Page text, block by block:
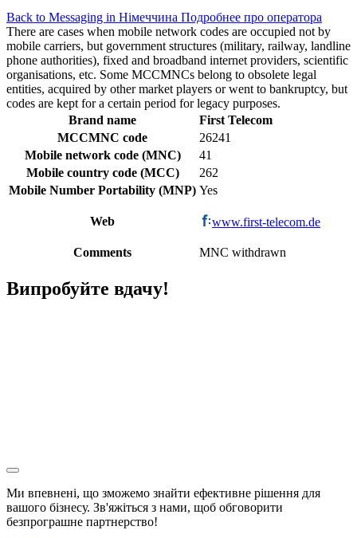
Back to Messaging in Німеччина Подробнее про оператора
There are cases when mobile network codes are occupied not by
mobile carriers, but government structures (military, railway, landline
phone authorities), fixed and broadband internet providers, scientific
organisations, etc. Some MCCMNCs belong to obsolete legal
entities, acquired by other market players or went to bankruptcy, but
codes are kept for a certain period for legacy purposes.
Brand name
First Telecom
MCCMNC code
26241
Mobile network code (MNC)
41
Mobile country code (MCC)
262
Mobile Number Portability (MNP) Yes
Web www.first-telecom.de
Comments MNC withdrawn
Випробуйте вдачу!
Ми впевнені, що зможемо знайти ефективне рішення для
вашого бізнесу. Зв'яжіться з нами, щоб обговорити
безпрограшне партнерство!